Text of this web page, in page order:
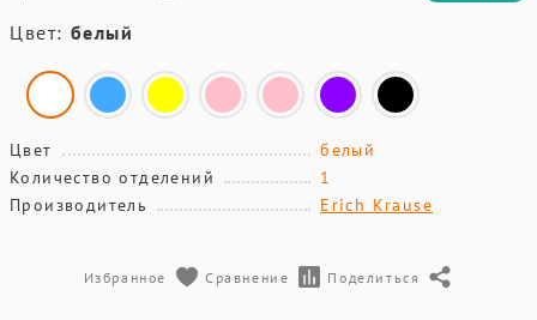
Цвет: белый
Цвет
белый
Количество отделений
1
Производитель
Erich Krause
Избранное Сравнение Поделиться